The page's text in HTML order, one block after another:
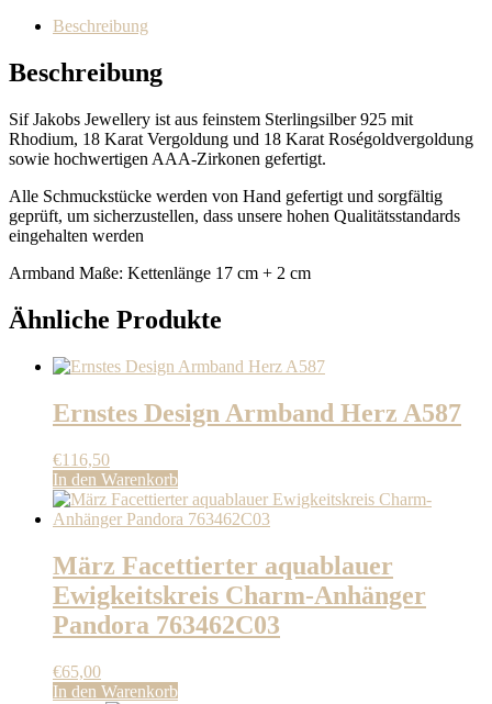
B2792-
Menge
Beschreibung
Beschreibung
Sif Jakobs Jewellery ist aus feinstem Sterlingsilber 925 mit
Rhodium, 18 Karat Vergoldung und 18 Karat Roségoldvergoldung
sowie hochwertigen AAA-Zirkonen gefertigt.
Alle Schmuckstücke werden von Hand gefertigt und sorgfältig
geprüft, um sicherzustellen, dass unsere hohen Qualitätsstandards
eingehalten werden
Armband Maße: Kettenlänge 17 cm + 2 cm
Ähnliche Produkte
Ernstes Design Armband Herz A587
€116,50
In den Warenkorb
März Facettierter aquablauer
Ewigkeitskreis Charm-Anhänger
Pandora 763462C03
€65,00
In den Warenkorb